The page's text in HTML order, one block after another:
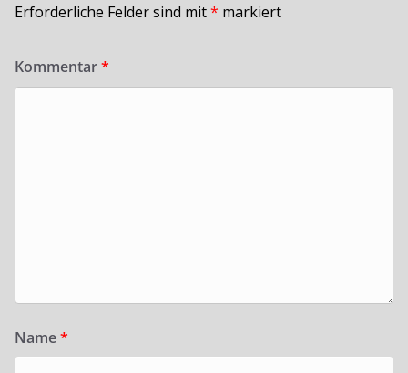
Erforderliche Felder sind mit* markiert
Kommentar*
Name*